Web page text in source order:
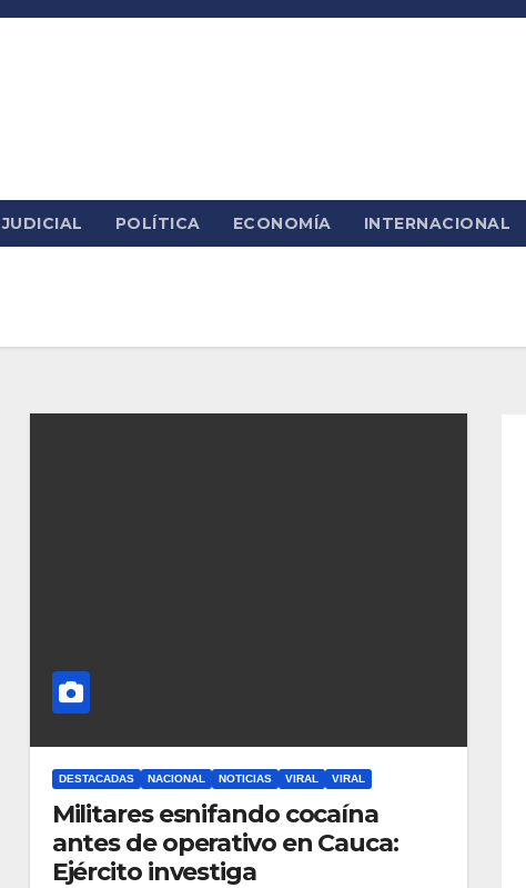
JUDICIAL POLÍTICA ECONOMÍA INTERNACIONAL
DESTACADAS NACIONAL NOTICIAS VIRAL VIRAL
Militares esnifando cocaína
antes de operativo en Cauca:
Ejército investiga